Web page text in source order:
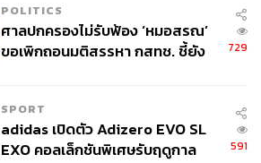
POLITICS
ศาลปกครองไม่รับฟ้อง ‘หมอสรณ’
ขอเพิกถอนมติสรรหา กสทช. ชี้ยัง
729
SPORT
adidas เปิดตัว Adizero EVO SL
EXO คอลเล็กชันพิเศษรับฤดูกาล
591